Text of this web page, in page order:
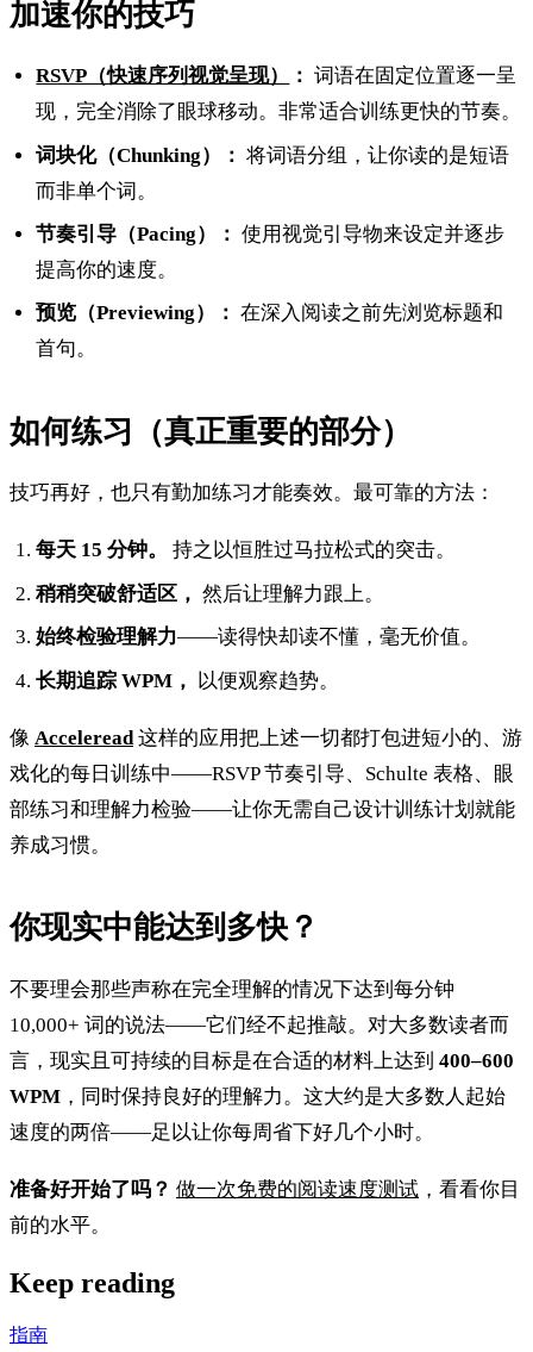
加速你的技巧
RSVP（快速序列视觉呈现） ： 词语在固定位置逐一呈
现，完全消除了眼球移动。非常适合训练更快的节奏。
词块化（Chunking）： 将词语分组，让你读的是短语
而非单个词。
节奏引导（Pacing）： 使用视觉引导物来设定并逐步
提高你的速度。
预览（Previewing）： 在深入阅读之前先浏览标题和
首句。
如何练习（真正重要的部分）
技巧再好，也只有勤加练习才能奏效。最可靠的方法：
每天 15 分钟。
持之以恒胜过马拉松式的突击。
稍稍突破舒适区， 然后让理解力跟上。
始终检验理解力——读得快却读不懂，毫无价值。
长期追踪 WPM，
以便观察趋势。
像 Acceleread这样的应用把上述一切都打包进短小的、游
戏化的每日训练中——RSVP 节奏引导、Schulte 表格、眼
部练习和理解力检验——让你无需自己设计训练计划就能
养成习惯。
你现实中能达到多快？
不要理会那些声称在完全理解的情况下达到每分钟
10,000+ 词的说法——它们经不起推敲。对大多数读者而
言，现实且可持续的目标是在合适的材料上达到 400–600
WPM ，同时保持良好的理解力。这大约是大多数人起始
速度的两倍——足以让你每周省下好几个小时。
准备好开始了吗？ 做一次免费的阅读速度测试 ，看看你目
前的水平。
Keep reading
指南